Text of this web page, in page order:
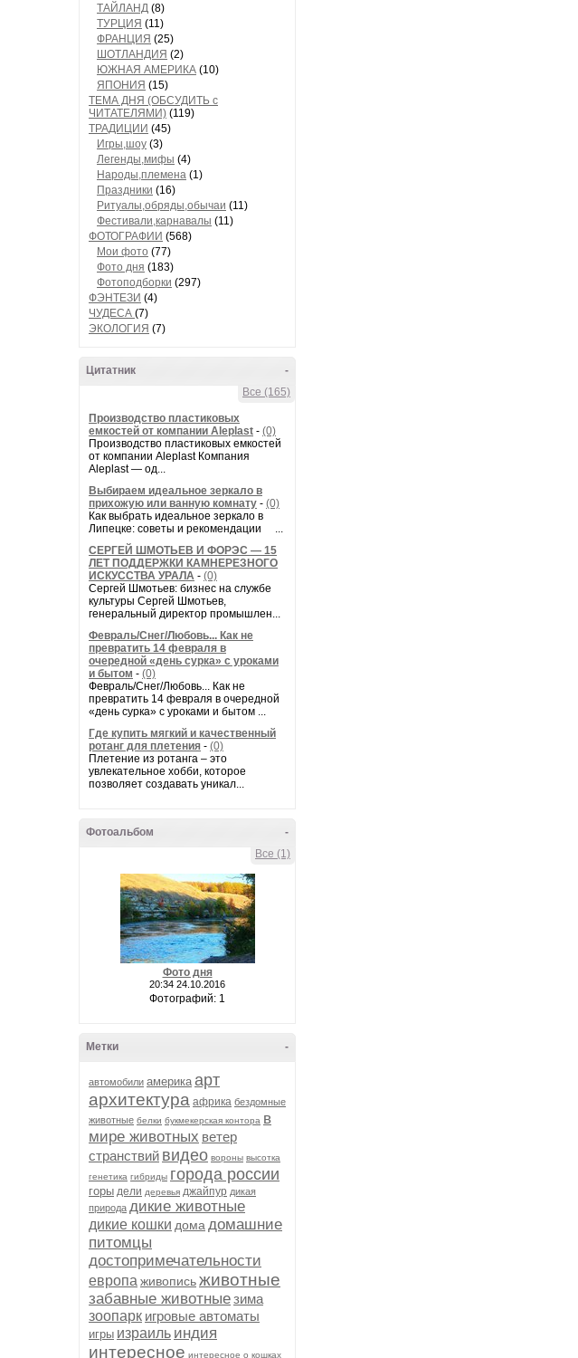
ТАЙЛАНД (8)
ТУРЦИЯ (11)
ФРАНЦИЯ (25)
ШОТЛАНДИЯ (2)
ЮЖНАЯ АМЕРИКА (10)
ЯПОНИЯ (15)
ТЕМА ДНЯ (ОБСУДИТЬ с
ЧИТАТЕЛЯМИ) (119)
ТРАДИЦИИ (45)
Игры,шоу (3)
Легенды,мифы (4)
Народы,племена (1)
Праздники (16)
Ритуалы,обряды,обычаи (11)
Фестивали,карнавалы (11)
ФОТОГРАФИИ (568)
Мои фото (77)
Фото дня (183)
Фотоподборки (297)
ФЭНТЕЗИ (4)
ЧУДЕСА (7)
ЭКОЛОГИЯ (7)
-
Цитатник
Все (165)
Производство пластиковых
емкостей от компании Aleplast - (0)
Производство пластиковых емкостей
от компании Aleplast Компания
Aleplast — од...
Выбираем идеальное зеркало в
прихожую или ванную комнату - (0)
Как выбрать идеальное зеркало в
Липецке: советы и рекомендации ...
СЕРГЕЙ ШМОТЬЕВ И ФОРЭС — 15
ЛЕТ ПОДДЕРЖКИ КАМНЕРЕЗНОГО
ИСКУССТВА УРАЛА - (0)
Сергей Шмотьев: бизнес на службе
культуры Сергей Шмотьев,
генеральный директор промышлен...
Февраль/Снег/Любовь... Как не
превратить 14 февраля в
очередной «день сурка» с уроками
и бытом - (0)
Февраль/Снег/Любовь... Как не
превратить 14 февраля в очередной
«день сурка» с уроками и бытом ...
Где купить мягкий и качественный
ротанг для плетения - (0)
Плетение из ротанга – это
увлекательное хобби, которое
позволяет создавать уникал...
-
Фотоальбом
Все (1)
Фото дня
20:34 24.10.2016
Фотографий: 1
-
Метки
автомобили америка арт
архитектура африка бездомные
животные белки букмекерская контора в
мире животных ветер
странствий видео вороны высотка
генетика гибриды города россии
горы дели деревья джайпур дикая
природа дикие животные
дикие кошки дома домашние
питомцы
достопримечательности
европа живописьживотные
забавные животныезима
зоопарк игровые автоматы
игры израиль индия
интересное интересное о кошках